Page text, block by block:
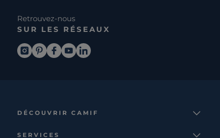
Retrouvez-nous
SUR LES RÉSEAUX
DÉCOUVRIR CAMIF
SERVICES